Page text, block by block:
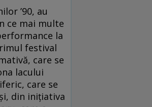
’90, au
ce mai multe
la
festival
care se
lacului
care se
din inițiativa